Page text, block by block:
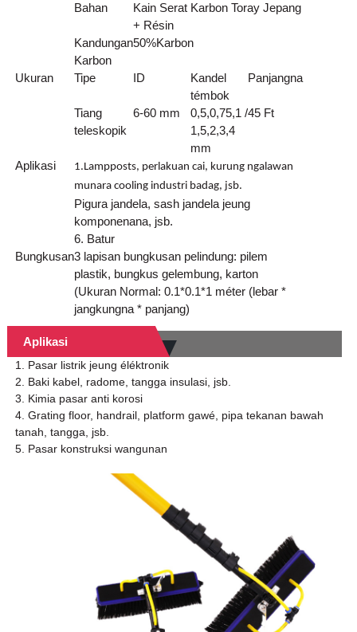
Bahan
Kain Serat Karbon Toray Jepang
+ Résin
Kandungan
Karbon
50%Karbon
Ukuran Tipe ID
Kandel
témbok
Panjangna
Tiang
teleskopik
6-60 mm
0,5,0,75,1 /
1,5,2,3,4
mm
45 Ft
Aplikasi
1.Lampposts, perlakuan cai, kurung ngalawan
munara cooling industri badag, jsb.
Pigura jandela, sash jandela jeung
komponenana, jsb.
6. Batur
Bungkusan3 lapisan bungkusan pelindung: pilem
plastik, bungkus gelembung, karton
(Ukuran Normal: 0.1*0.1*1 méter (lebar *
jangkungna * panjang)
Aplikasi
1. Pasar listrik jeung éléktronik
2. Baki kabel, radome, tangga insulasi, jsb.
3. Kimia pasar anti korosi
4. Grating floor, handrail, platform gawé, pipa tekanan bawah
tanah, tangga, jsb.
5. Pasar konstruksi wangunan